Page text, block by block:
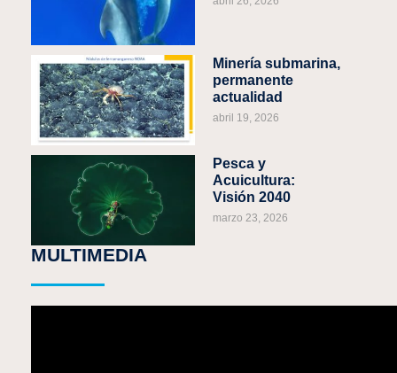
Minería submarina,
permanente
actualidad
abril 19, 2026
Pesca y
Acuicultura:
Visión 2040
marzo 23, 2026
MULTIMEDIA